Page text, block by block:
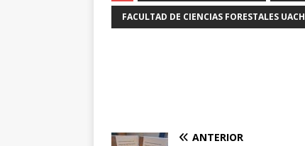
FACULTAD DE CIENCIAS FORESTALES UACH
ANTERIOR